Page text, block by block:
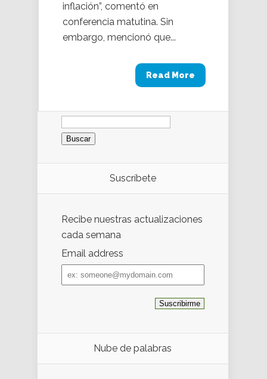
inflación”, comentó en
conferencia matutina. Sin
embargo, mencionó que...
Read More
Buscar:
Suscríbete
Recibe nuestras actualizaciones
cada semana
Email address
Email
address
Nube de palabras